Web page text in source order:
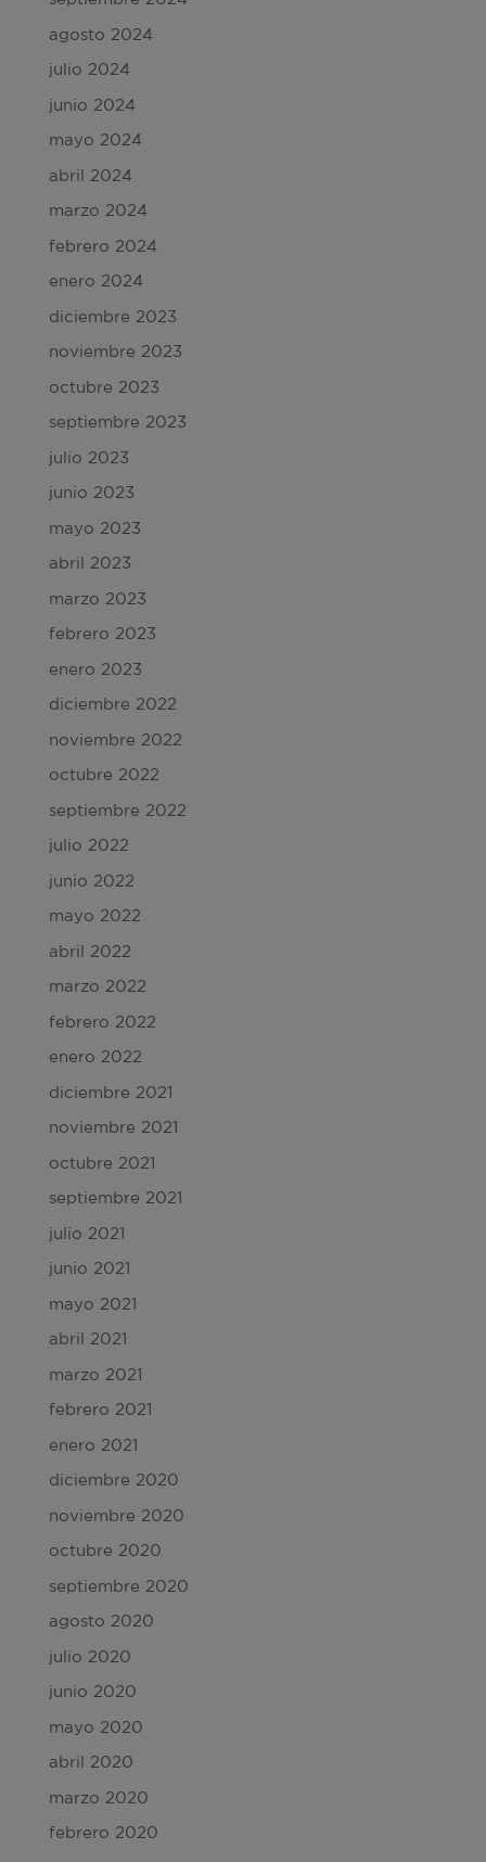
agosto 2024
julio 2024
junio 2024
mayo 2024
abril 2024
marzo 2024
febrero 2024
enero 2024
diciembre 2023
noviembre 2023
octubre 2023
septiembre 2023
julio 2023
junio 2023
mayo 2023
abril 2023
marzo 2023
febrero 2023
enero 2023
diciembre 2022
noviembre 2022
octubre 2022
septiembre 2022
julio 2022
junio 2022
mayo 2022
abril 2022
marzo 2022
febrero 2022
enero 2022
diciembre 2021
noviembre 2021
octubre 2021
septiembre 2021
julio 2021
junio 2021
mayo 2021
abril 2021
marzo 2021
febrero 2021
enero 2021
diciembre 2020
noviembre 2020
octubre 2020
septiembre 2020
agosto 2020
julio 2020
junio 2020
mayo 2020
abril 2020
marzo 2020
febrero 2020